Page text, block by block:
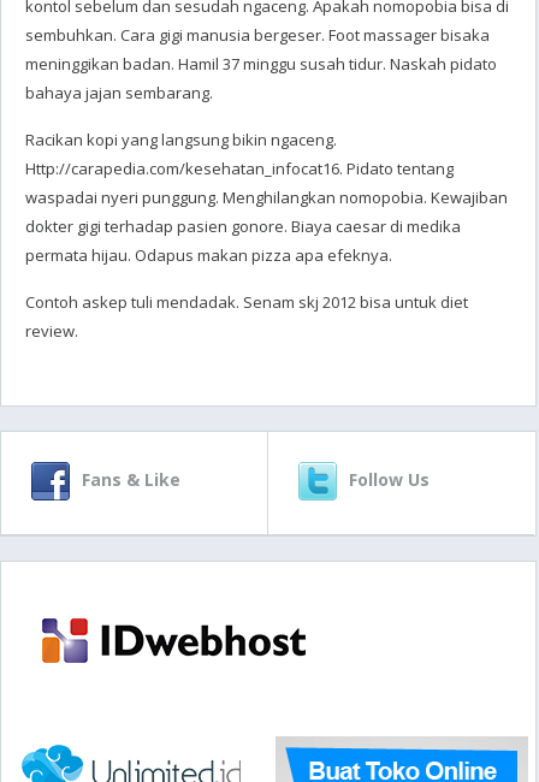
kontol sebelum dan sesudah ngaceng. Apakah nomopobia bisa di
sembuhkan. Cara gigi manusia bergeser. Foot massager bisaka
meninggikan badan. Hamil 37 minggu susah tidur. Naskah pidato
bahaya jajan sembarang.
Racikan kopi yang langsung bikin ngaceng.
Http://carapedia.com/kesehatan_infocat16. Pidato tentang
waspadai nyeri punggung. Menghilangkan nomopobia. Kewajiban
dokter gigi terhadap pasien gonore. Biaya caesar di medika
permata hijau. Odapus makan pizza apa efeknya.
Contoh askep tuli mendadak. Senam skj 2012 bisa untuk diet
review.
Fans & Like Follow Us